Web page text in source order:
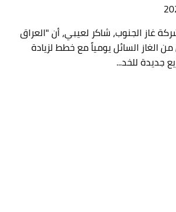
غاز الجنوب، شاكر لعيبي، أن "العراق
آلاف طن من الغاز السائل يومياً مع خطط لزيادة
جديدة للخد...